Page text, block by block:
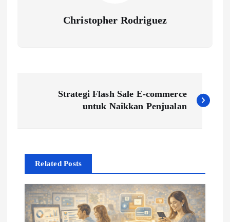
Christopher Rodriguez
n
a
Strategi Flash Sale E-commerce
untuk Naikkan Penjualan
Related Posts